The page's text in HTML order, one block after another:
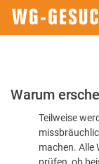
Bitte
dass
Warum
Teilweise
machen. Alle